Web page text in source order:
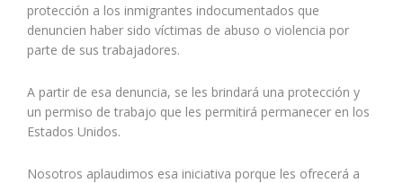
protección a los inmigrantes indocumentados que
denuncien haber sido víctimas de abuso o violencia por
parte de sus trabajadores.
A partir de esa denuncia, se les brindará una protección y
un permiso de trabajo que les permitirá permanecer en los
Estados Unidos.
Nosotros aplaudimos esa iniciativa porque les ofrecerá a